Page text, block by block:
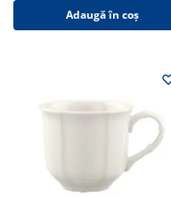
Adaugă în coș